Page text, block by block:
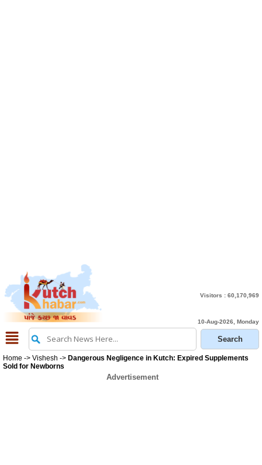
Visitors : 60,170,969
10-Aug-2026, Monday
Home -> Vishesh -> Dangerous Negligence in Kutch: Expired Supplements
Sold for Newborns
Advertisement